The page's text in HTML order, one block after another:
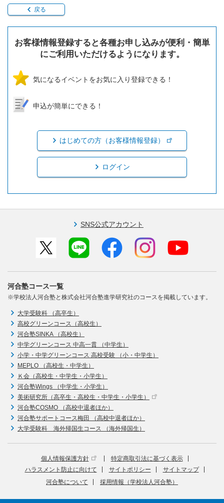
戻る
お客様情報登録すると各種お申し込みが便利・簡単
にご利用いただけるようになります。
気になるイベントをお気に入り登録できる！
申込が簡単にできる！
はじめての方（お客様情報登録）
ログイン
SNS公式アカウント
河合塾コース一覧
※学校法人河合塾と株式会社河合塾進学研究社のコースを掲載しています。
大学受験科 （高卒生）
高校グリーンコース（高校生）
河合塾SINKA （高校生）
中学グリーンコース 中高一貫 （中学生）
小学・中学グリーンコース 高校受験 （小・中学生）
MEPLO （高校生・中学生）
Ｋ会（高校生・中学生・小学生）
河合塾Wings （中学生・小学生）
美術研究所（高卒生・高校生・中学生・小学生）
河合塾COSMO （高校中退者ほか）
河合塾サポートコース梅田 （高校中退者ほか）
大学受験科 海外帰国生コース （海外帰国生）
個人情報保護方針
特定商取引法に基づく表示
ハラスメント防止に向けて
サイトポリシー
サイトマップ
河合塾について
採用情報（学校法人河合塾）